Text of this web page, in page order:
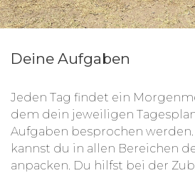
Deine Aufgaben
Jeden Tag findet ein
dem dein jeweiligen
Aufgaben besprochen
kannst du in allen Bereichen
anpacken. Du hilfst bei der